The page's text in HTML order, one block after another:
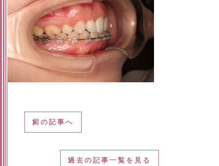
前の記事へ
過去の記事一覧を見る